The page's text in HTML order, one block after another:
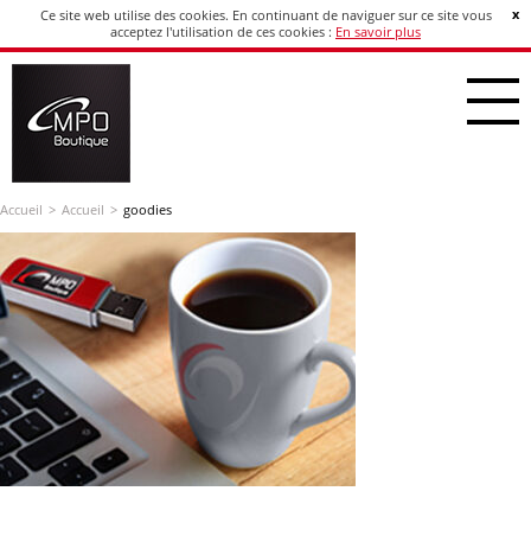
Ce site web utilise des cookies. En continuant de naviguer sur ce site vous
acceptez l'utilisation de ces cookies : En savoir plus
x
Accueil Accueil goodies